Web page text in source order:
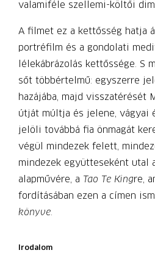
valamiféle szellemi-költői
A filmet ez a kettősség hatja
portréfilm és a gondolati
lélekábrázolás kettőssége. S
sőt többértelmű: egyszerre
hazájába, majd visszatérését
útját múltja és jelene, vágyai
jelöli továbbá fia önmagát
végül mindezek felett,
mindezek együtteseként utal
alapművére, a Tao Te Kingre,
fordításában ezen a címen
könyve.
Irodalom